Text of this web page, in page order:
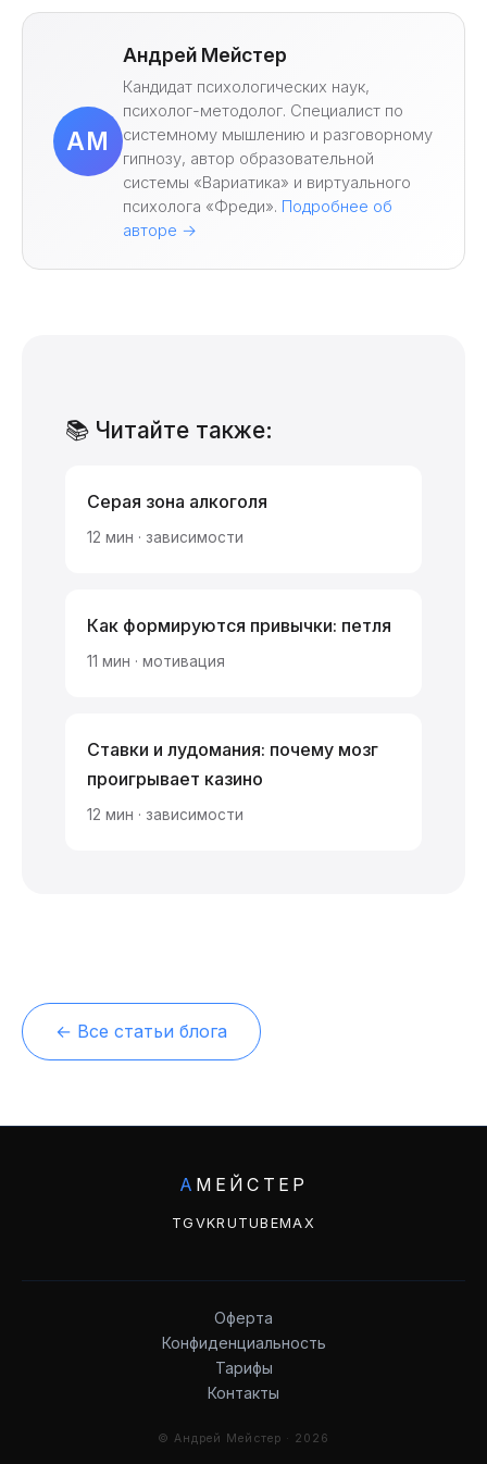
АМ
Андрей Мейстер
Кандидат психологических наук,
психолог-методолог. Специалист по
системному мышлению и разговорному
гипнозу, автор образовательной
системы «Вариатика» и виртуального
психолога «Фреди». Подробнее об
авторе →
📚 Читайте также:
Серая зона алкоголя
12 мин · зависимости
Как формируются привычки: петля
11 мин · мотивация
Ставки и лудомания: почему мозг
проигрывает казино
12 мин · зависимости
← Все статьи блога
А МЕЙСТЕР
TG VKRUTUBEMAX
Оферта
Конфиденциальность
Тарифы
Контакты
© Андрей Мейстер · 2026